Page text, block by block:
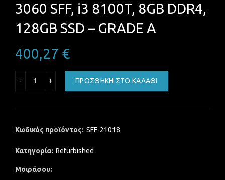
3060 SFF, i3 8100T, 8GB DDR4,
128GB SSD – GRADE A
400,27 €
ΠΡΟΣΘΉΚΗ ΣΤΟ ΚΑΛΆΘΙ
Κωδικός προϊόντος: SFF-21018
Κατηγορία: Refurbished
Μοιράσου